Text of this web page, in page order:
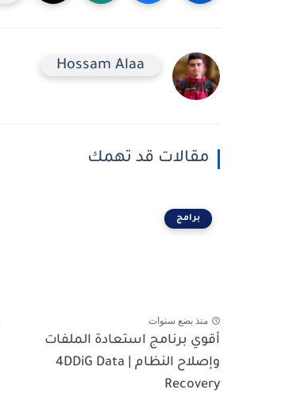
Hossam Alaa
مقالات قد تهمك
برامج
منذ بضع سنوات
أقوي برنامج استعادة الملفات
وإصلاح النظام | 4DDiG Data
Recovery